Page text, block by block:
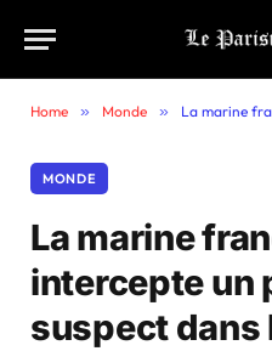
Home » Monde » La marine française
MONDE
La marine
intercepte un
suspect dans